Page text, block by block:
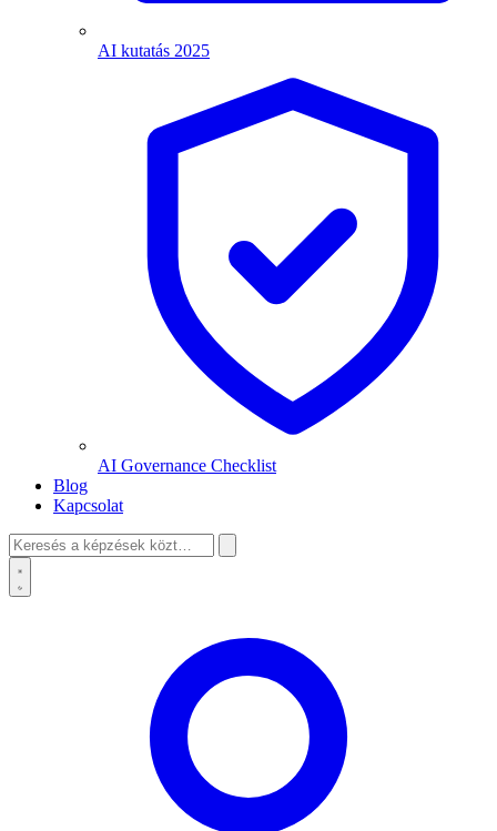
AI kutatás 2025
AI Governance Checklist
Blog
Kapcsolat